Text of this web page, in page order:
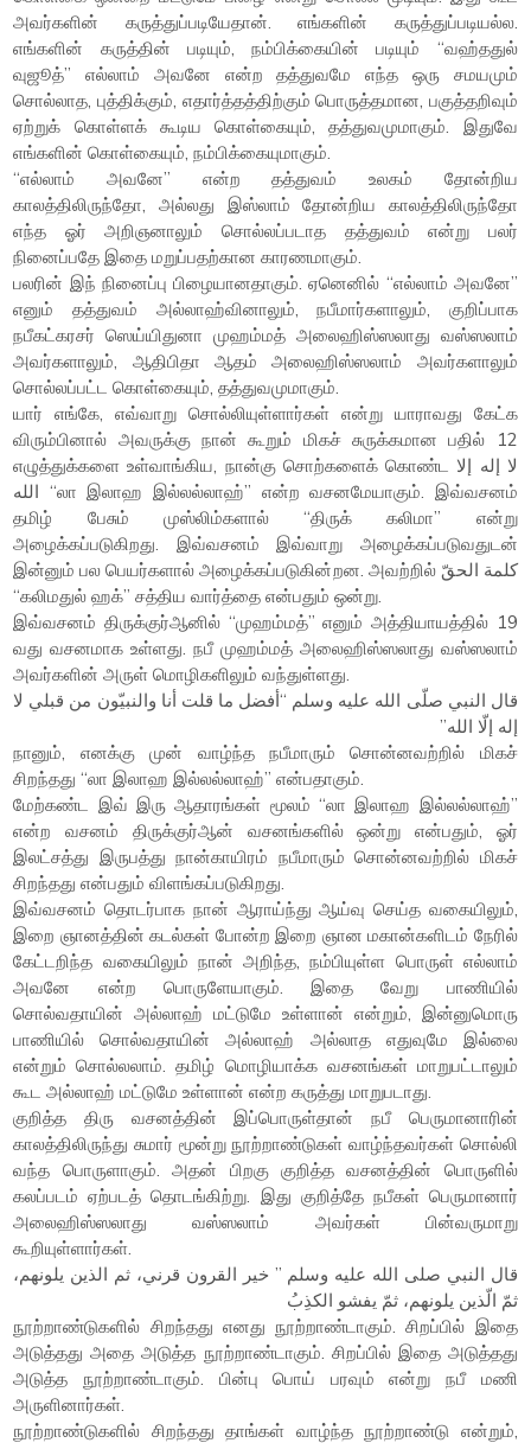
அவர்களின் கருத்துப்படியேதான். எங்களின் கருத்துப்படியல்ல.
எங்களின் கருத்தின் படியும், நம்பிக்கையின் படியும் “வஹ்ததுல்
வுஜூத்” எல்லாம் அவனே என்ற தத்துவமே எந்த ஒரு சமயமும்
சொல்லாத, புத்திக்கும், எதார்த்தத்திற்கும் பொருத்தமான, பகுத்தறிவும்
ஏற்றுக் கொள்ளக் கூடிய கொள்கையும், தத்துவமுமாகும். இதுவே
எங்களின் கொள்கையும், நம்பிக்கையுமாகும்.
“எல்லாம் அவனே” என்ற தத்துவம் உலகம் தோன்றிய
காலத்திலிருந்தோ, அல்லது இஸ்லாம் தோன்றிய காலத்திலிருந்தோ
எந்த ஓர் அறிஞனாலும் சொல்லப்படாத தத்துவம் என்று பலர்
நினைப்பதே இதை மறுப்பதற்கான காரணமாகும்.
பலரின் இந் நினைப்பு பிழையானதாகும். ஏனெனில் “எல்லாம் அவனே”
எனும் தத்துவம் அல்லாஹ்வினாலும், நபீமார்களாலும், குறிப்பாக
நபீகட்கரசர் ஸெய்யிதுனா முஹம்மத் அலைஹிஸ்ஸலாது வஸ்ஸலாம்
அவர்களாலும், ஆதிபிதா ஆதம் அலைஹிஸ்ஸலாம் அவர்களாலும்
சொல்லப்பட்ட கொள்கையும், தத்துவமுமாகும்.
யார் எங்கே, எவ்வாறு சொல்லியுள்ளார்கள் என்று யாராவது கேட்க
விரும்பினால் அவருக்கு நான் கூறும் மிகச் சுருக்கமான பதில் 12
எழுத்துக்களை உள்வாங்கிய, நான்கு சொற்களைக் கொண்ட لا إله إلا
الله “லா இலாஹ இல்லல்லாஹ்” என்ற வசனமேயாகும். இவ்வசனம்
தமிழ் பேசும் முஸ்லிம்களால் “திருக் கலிமா” என்று
அழைக்கப்படுகிறது. இவ்வசனம் இவ்வாறு அழைக்கப்படுவதுடன்
இன்னும் பல பெயர்களால் அழைக்கப்படுகின்றன. அவற்றில் كلمة الحقّ
“கலிமதுல் ஹக்” சத்திய வார்த்தை என்பதும் ஒன்று.
இவ்வசனம் திருக்குர்ஆனில் “முஹம்மத்” எனும் அத்தியாயத்தில் 19
வது வசனமாக உள்ளது. நபீ முஹம்மத் அலைஹிஸ்ஸலாது வஸ்ஸலாம்
அவர்களின் அருள் மொழிகளிலும் வந்துள்ளது.
قال النبي صلّى الله عليه وسلم “أفضل ما قلت أنا والنبيّون من قبلي لا
إله إلّا الله”
நானும், எனக்கு முன் வாழ்ந்த நபீமாரும் சொன்னவற்றில் மிகச்
சிறந்தது “லா இலாஹ இல்லல்லாஹ்” என்பதாகும்.
மேற்கண்ட இவ் இரு ஆதாரங்கள் மூலம் “லா இலாஹ இல்லல்லாஹ்”
என்ற வசனம் திருக்குர்ஆன் வசனங்களில் ஒன்று என்பதும், ஓர்
இலட்சத்து இருபத்து நான்காயிரம் நபீமாரும் சொன்னவற்றில் மிகச்
சிறந்தது என்பதும் விளங்கப்படுகிறது.
இவ்வசனம் தொடர்பாக நான் ஆராய்ந்து ஆய்வு செய்த வகையிலும்,
இறை ஞானத்தின் கடல்கள் போன்ற இறை ஞான மகான்களிடம் நேரில்
கேட்டறிந்த வகையிலும் நான் அறிந்த, நம்பியுள்ள பொருள் எல்லாம்
அவனே என்ற பொருளேயாகும். இதை வேறு பாணியில்
சொல்வதாயின் அல்லாஹ் மட்டுமே உள்ளான் என்றும், இன்னுமொரு
பாணியில் சொல்வதாயின் அல்லாஹ் அல்லாத எதுவுமே இல்லை
என்றும் சொல்லலாம். தமிழ் மொழியாக்க வசனங்கள் மாறுபட்டாலும்
கூட அல்லாஹ் மட்டுமே உள்ளான் என்ற கருத்து மாறுபடாது.
குறித்த திரு வசனத்தின் இப்பொருள்தான் நபீ பெருமானாரின்
காலத்திலிருந்து சுமார் மூன்று நூற்றாண்டுகள் வாழ்ந்தவர்கள் சொல்லி
வந்த பொருளாகும். அதன் பிறகு குறித்த வசனத்தின் பொருளில்
கலப்படம் ஏற்படத் தொடங்கிற்று. இது குறித்தே நபீகள் பெருமானார்
அலைஹிஸ்ஸலாது வஸ்ஸலாம் அவர்கள் பின்வருமாறு
கூறியுள்ளார்கள்.
قال النبي صلى الله عليه وسلم ” خير القرون قرني، ثم الذين يلونهم،
ثمّ الّذين يلونهم، ثمّ يفشو الكذِبُ
நூற்றாண்டுகளில் சிறந்தது எனது நூற்றாண்டாகும். சிறப்பில் இதை
அடுத்தது அதை அடுத்த நூற்றாண்டாகும். சிறப்பில் இதை அடுத்தது
அடுத்த நூற்றாண்டாகும். பின்பு பொய் பரவும் என்று நபீ மணி
அருளினார்கள்.
நூற்றாண்டுகளில் சிறந்தது தாங்கள் வாழ்ந்த நூற்றாண்டு என்றும்,